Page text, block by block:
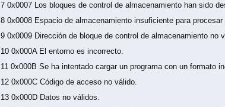
7 0x0007 Los bloques de control de almacenamiento han sido
8 0x0008 Espacio de almacenamiento insuficiente para
9 0x0009 Dirección de bloque de control de almacenamiento no
10 0x000A El entorno es incorrecto.
11 0x000B Se ha intentado cargar un programa con un formato
12 0x000C Código de acceso no válido.
13 0x000D Datos no válidos.